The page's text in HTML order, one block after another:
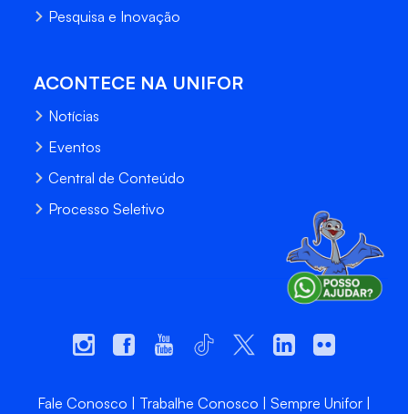
Pesquisa e Inovação
ACONTECE NA UNIFOR
Notícias
Eventos
Central de Conteúdo
Processo Seletivo
Fale Conosco Trabalhe Conosco
Sempre Unifor